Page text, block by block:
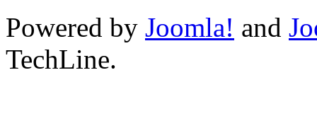
Powered by Joomla! and
TechLine.